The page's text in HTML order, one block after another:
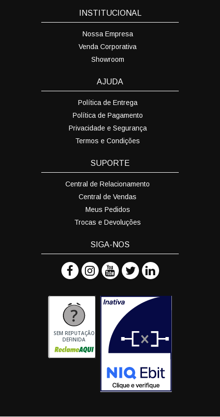
INSTITUCIONAL
Nossa Empresa
Venda Corporativa
Showroom
AJUDA
Política de Entrega
Política de Pagamento
Privacidade e Segurança
Termos e Condições
SUPORTE
Central de Relacionamento
Central de Vendas
Meus Pedidos
Trocas e Devoluções
SIGA-NOS
SEM REPUTAÇÃO
DEFINIDA